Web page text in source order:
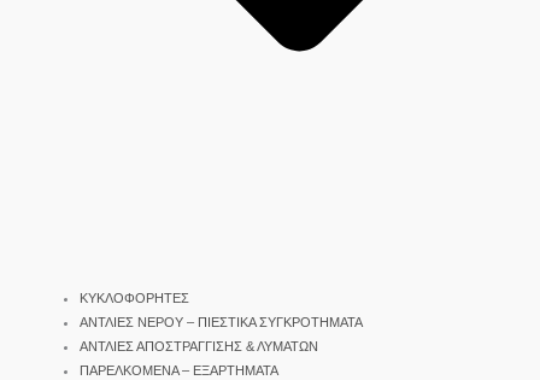
ΚΥΚΛΟΦΟΡΗΤΕΣ
ΑΝΤΛΙΕΣ ΝΕΡΟΥ – ΠΙΕΣΤΙΚΑ ΣΥΓΚΡΟΤΗΜΑΤΑ
ΑΝΤΛΙΕΣ ΑΠΟΣΤΡΑΓΓΙΣΗΣ & ΛΥΜΑΤΩΝ
ΠΑΡΕΛΚΟΜΕΝΑ – ΕΞΑΡΤΗΜΑΤΑ